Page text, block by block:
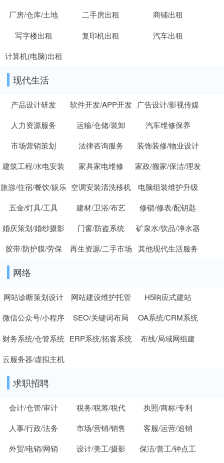
厂房/仓库/土地
二手房出租
商铺出租
写字楼出租
复印机出租
汽车出租
计算机(电脑)出租
现代生活
产品设计研发 软件开发/APP开发 广告设计/影视传媒
人力资源服务
运输/仓储/装卸
汽车维修保养
市场营销策划
法律咨询服务
装饰装修/物业设计
建筑工程/水电安装
家具家电维修
家政/搬家/保洁/理发
旅游/住宿/餐饮/娱乐 空调安装清洗移机
电脑组装维护升级
五金/灯具/工具
建材/卫浴/布艺
修锁/修表/配钥匙
婚庆策划/婚纱摄影
门窗/防盗系统
矿泉水/饮品/净水器
胶带/防护膜/劳保
再生资源/二手市场 其他现代生活服务
网络
网站诊断策划设计 网站建设维护托管
H5响应式建站
微信公众号/小程序
SEO/关键词布局
OA系统/CRM系统
财务系统/仓管系统 ERP系统/拓客系统
布线/局域网组建
云服务器/虚拟主机
求职招聘
会计/仓管/审计 税务/税筹/税代
执照/商标/专利
人事/行政/法务
市场/营销/销售
客服/运营/追销
外贸/电销/网销
设计/美工/摄影
保洁/普工/钟点工